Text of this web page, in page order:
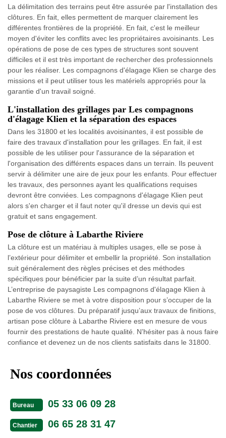
La délimitation des terrains peut être assurée par l'installation des
clôtures. En fait, elles permettent de marquer clairement les
différentes frontières de la propriété. En fait, c'est le meilleur
moyen d'éviter les conflits avec les propriétaires avoisinants. Les
opérations de pose de ces types de structures sont souvent
difficiles et il est très important de rechercher des professionnels
pour les réaliser. Les compagnons d'élagage Klien se charge des
missions et il peut utiliser tous les matériels appropriés pour la
garantie d'un travail soigné.
L'installation des grillages par Les compagnons
d'élagage Klien et la séparation des espaces
Dans les 31800 et les localités avoisinantes, il est possible de
faire des travaux d'installation pour les grillages. En fait, il est
possible de les utiliser pour l'assurance de la séparation et
l'organisation des différents espaces dans un terrain. Ils peuvent
servir à délimiter une aire de jeux pour les enfants. Pour effectuer
les travaux, des personnes ayant les qualifications requises
devront être conviées. Les compagnons d'élagage Klien peut
alors s'en charger et il faut noter qu'il dresse un devis qui est
gratuit et sans engagement.
Pose de clôture à Labarthe Riviere
La clôture est un matériau à multiples usages, elle se pose à
l’extérieur pour délimiter et embellir la propriété. Son installation
suit généralement des règles précises et des méthodes
spécifiques pour bénéficier par la suite d’un résultat parfait.
L’entreprise de paysagiste Les compagnons d'élagage Klien à
Labarthe Riviere se met à votre disposition pour s’occuper de la
pose de vos clôtures. Du préparatif jusqu’aux travaux de finitions,
artisan pose clôture à Labarthe Riviere est en mesure de vous
fournir des prestations de haute qualité. N’hésiter pas à nous faire
confiance et devenez un de nos clients satisfaits dans le 31800.
Nos coordonnées
Bureau 05 33 06 09 28
Chantier 06 65 28 31 47